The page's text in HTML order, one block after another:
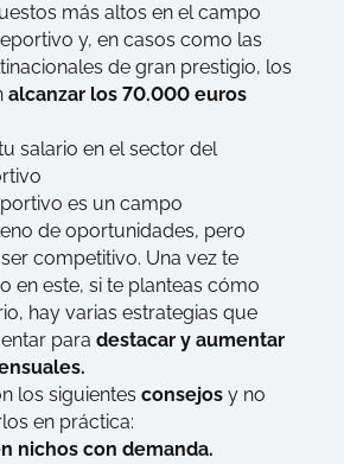
más altos en el campo
y, en casos como las
de gran prestigio, los
alcanzar los 70.000 euros
salario en el sector del
es un campo
de oportunidades, pero
competitivo. Una vez te
en este, si te planteas cómo
hay varias estrategias que
paradestacar y aumentar
los siguientesconsejos y no
en práctica:
nichos con demanda.